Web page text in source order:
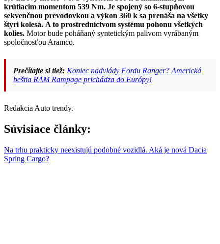
krútiacim momentom 539 Nm. Je spojený so 6-stupňovou
sekvenčnou prevodovkou a výkon 360 k sa prenáša na všetky
štyri kolesá. A to prostredníctvom systému pohonu všetkých
kolies. Motor bude poháňaný syntetickým palivom vyrábaným
spoločnosťou Aramco.
Prečítajte si tiež: Koniec nadvlády Fordu Ranger? Americká
beštia RAM Rampage prichádza do Európy!
Redakcia Auto trendy.
Súvisiace články:
Na trhu prakticky neexistujú podobné vozidlá. Aká je nová Dacia
Spring Cargo?